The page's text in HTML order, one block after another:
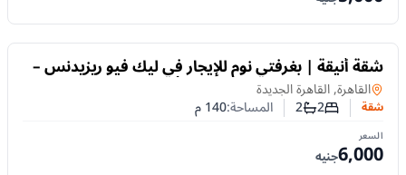
للايجار
شقة أنيقة | بغرفتي نوم للإيجار في ليك فيو ريزيدنس –
التجمع الخامس | إقامة قصيرة أو طويلة
شقةفي
القاهرة, القاهرة الجديدة
شقة عدد غرف النوم
2عدد الحمامات
2 المساحة:140م
السعر
6,000جنيه